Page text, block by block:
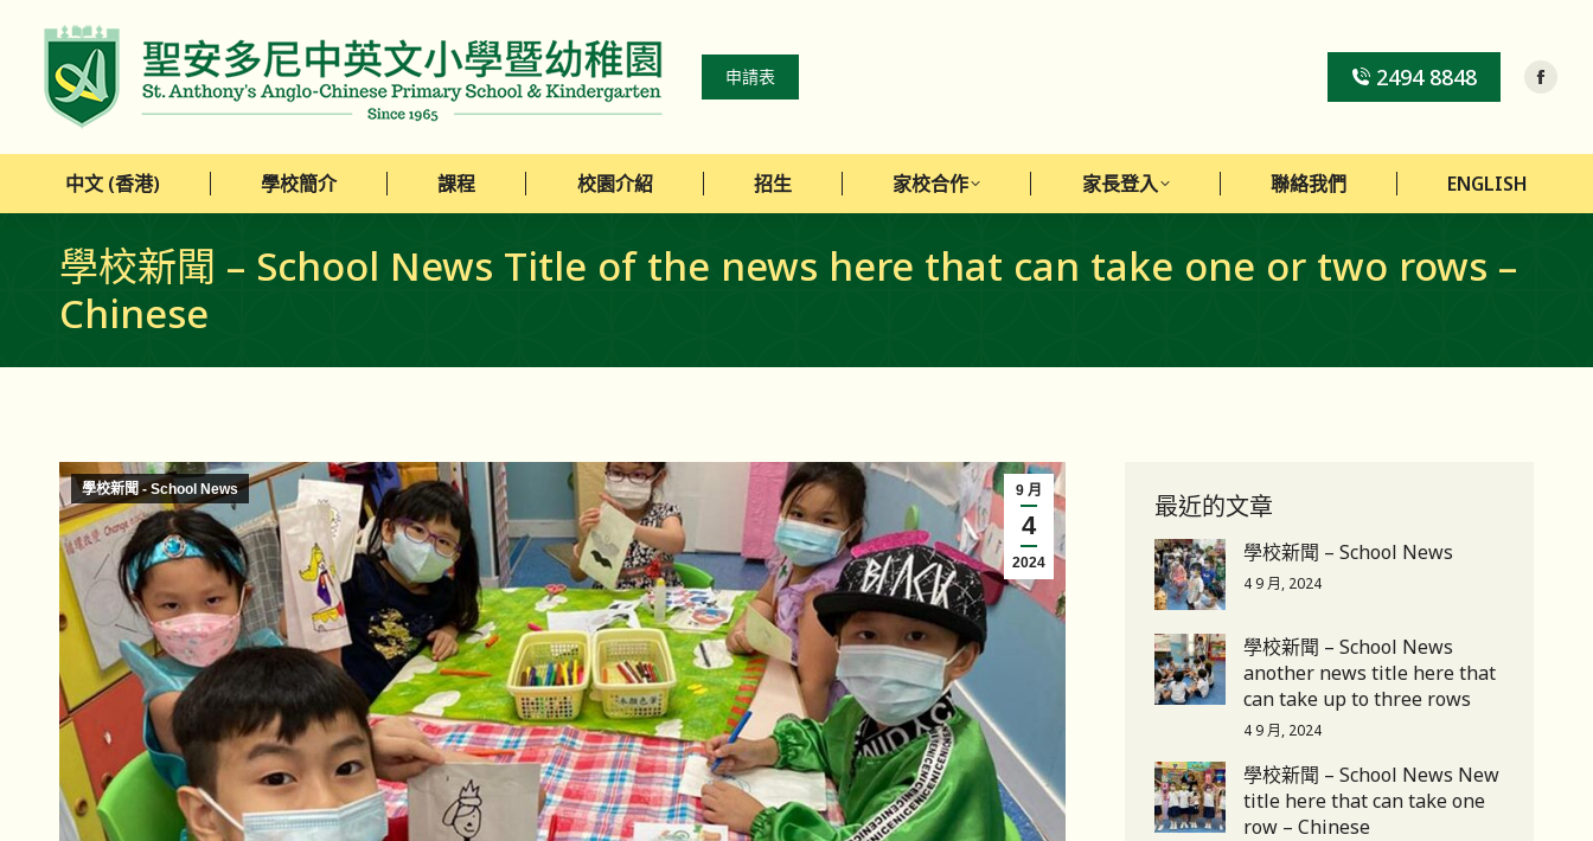
申請表 2494 8848
中文 (香港) 學校簡介 課程 校園介紹 招生 家校合作 家長登入 聯絡我們 ENGLISH
學校新聞 – School News Title of the news here that can take one or two rows –
Chinese
9 月
4
2024
學校新聞 - School News
最近的文章
學校新聞 – School News
4 9 月, 2024
學校新聞 – School News
another news title here that
can take up to three rows
4 9 月, 2024
學校新聞 – School News New
title here that can take one
row – Chinese
中文 (香港) 學校簡介 課程 校園介紹